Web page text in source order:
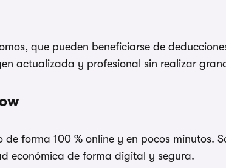
que pueden beneficiarse de
actualizada y profesional sin realizar
forma 100 % online y en pocos minutos.
económica de forma digital y segura.